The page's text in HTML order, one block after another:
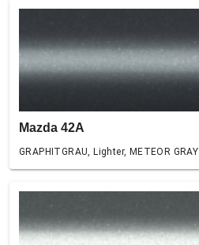
Mazda 42A
GRAPHITGRAU, Lighter, METEOR GRAY